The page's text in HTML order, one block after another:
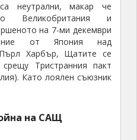
неутрални, макар че
Великобритания и
на 7-ми декември
от Япония над
Харбър, Щатите се
Тристранния пакт
Като лоялен съюзник
на САЩ